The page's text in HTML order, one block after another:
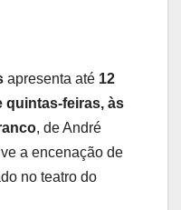
apresenta até 12
quintas-feiras, às
, de André
a encenação de
no teatro do